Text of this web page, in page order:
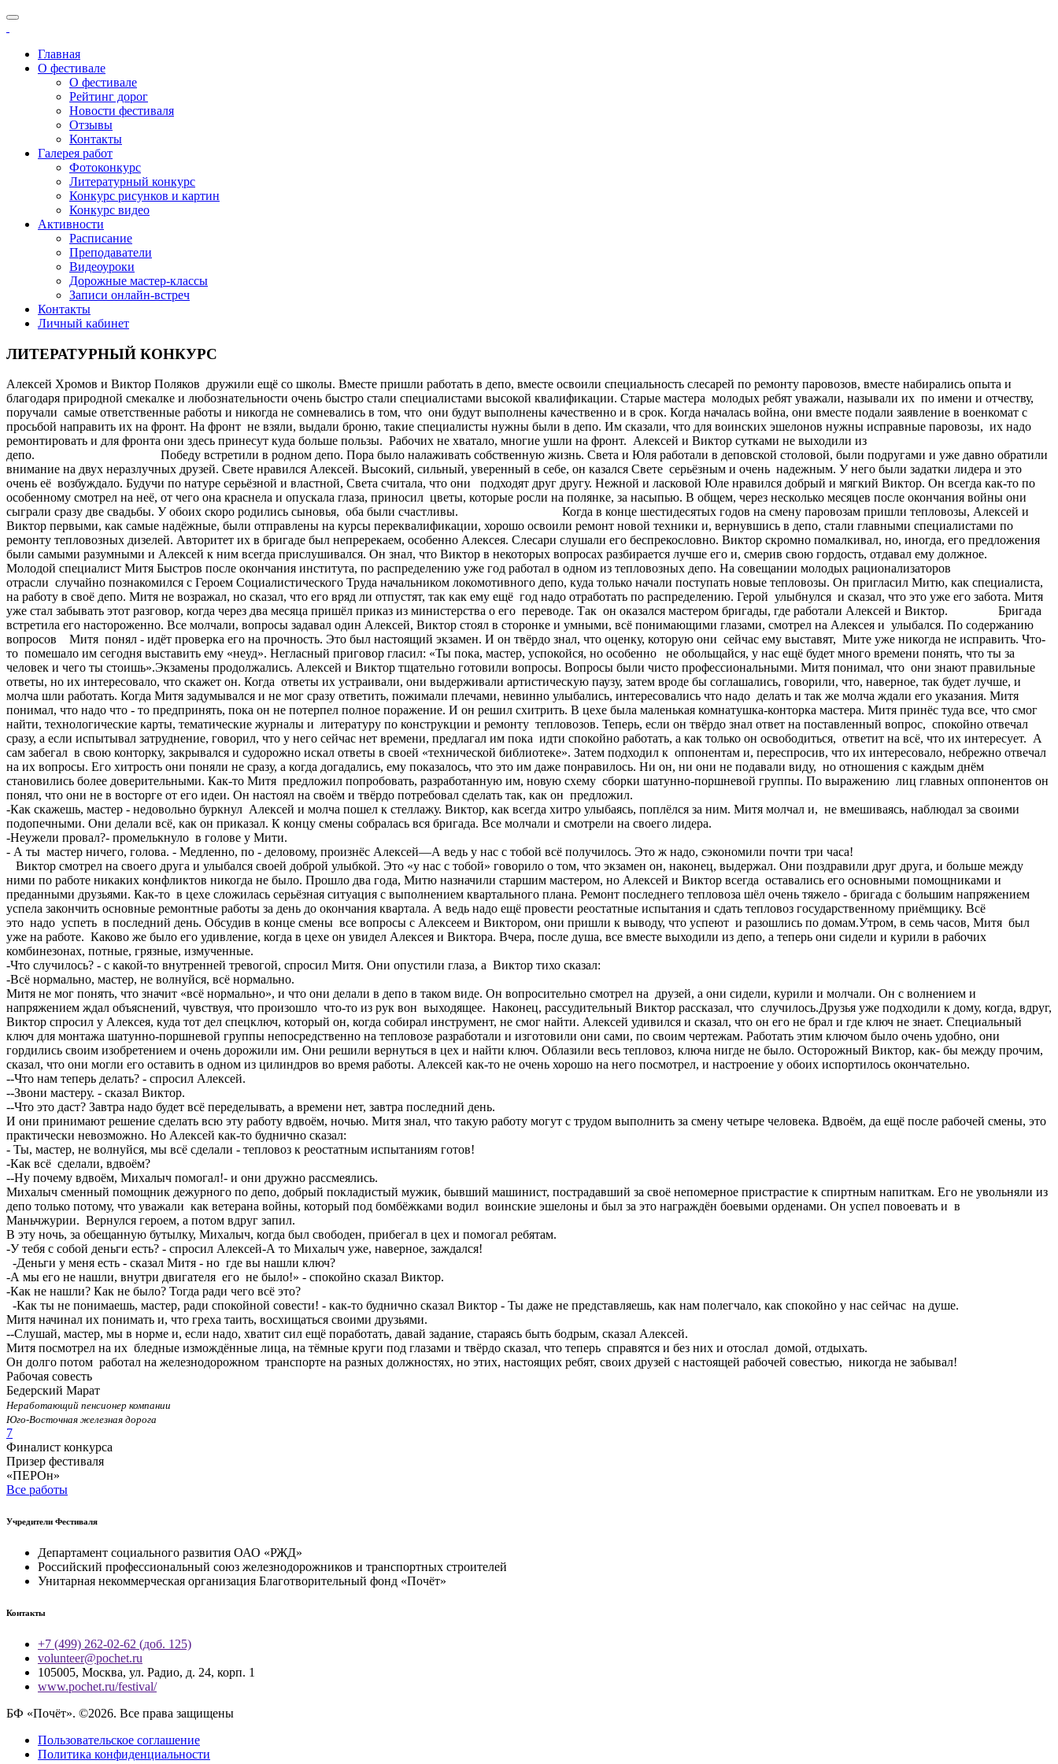
Главная
О фестивале
О фестивале
Рейтинг дорог
Новости фестиваля
Отзывы
Контакты
Галерея работ
Фотоконкурс
Литературный конкурс
Конкурс рисунков и картин
Конкурс видео
Активности
Расписание
Преподаватели
Видеоуроки
Дорожные мастер-классы
Записи онлайн-встреч
Контакты
Личный кабинет
ЛИТЕРАТУРНЫЙ КОНКУРС
Алексей Хромов и Виктор Поляков дружили ещё со школы. Вместе пришли работать в депо, вместе освоили специальность слесарей по ремонту паровозов, вместе набирались опыта и
благодаря природной смекалке и любознательности очень быстро стали специалистами высокой квалификации. Старые мастера молодых ребят уважали, называли их по имени и отчеству,
поручали самые ответственные работы и никогда не сомневались в том, что они будут выполнены качественно и в срок. Когда началась война, они вместе подали заявление в военкомат с
просьбой направить их на фронт. На фронт не взяли, выдали броню, такие специалисты нужны были в депо. Им сказали, что для воинских эшелонов нужны исправные паровозы, их надо
ремонтировать и для фронта они здесь принесут куда больше пользы. Рабочих не хватало, многие ушли на фронт. Алексей и Виктор сутками не выходили из
депо. Победу встретили в родном депо. Пора было налаживать собственную жизнь. Света и Юля работали в деповской столовой, были подругами и уже давно обратили
внимание на двух неразлучных друзей. Свете нравился Алексей. Высокий, сильный, уверенный в себе, он казался Свете серьёзным и очень надежным. У него были задатки лидера и это
очень её возбуждало. Будучи по натуре серьёзной и властной, Света считала, что они подходят друг другу. Нежной и ласковой Юле нравился добрый и мягкий Виктор. Он всегда как-то по
особенному смотрел на неё, от чего она краснела и опускала глаза, приносил цветы, которые росли на полянке, за насыпью. В общем, через несколько месяцев после окончания войны они
сыграли сразу две свадьбы. У обоих скоро родились сыновья, оба были счастливы. Когда в конце шестидесятых годов на смену паровозам пришли тепловозы, Алексей и
Виктор первыми, как самые надёжные, были отправлены на курсы переквалификации, хорошо освоили ремонт новой техники и, вернувшись в депо, стали главными специалистами по
ремонту тепловозных дизелей. Авторитет их в бригаде был непререкаем, особенно Алексея. Слесари слушали его беспрекословно. Виктор скромно помалкивал, но, иногда, его предложения
были самыми разумными и Алексей к ним всегда прислушивался. Он знал, что Виктор в некоторых вопросах разбирается лучше его и, смерив свою гордость, отдавал ему должное.
Молодой специалист Митя Быстров после окончания института, по распределению уже год работал в одном из тепловозных депо. На совещании молодых рационализаторов
отрасли случайно познакомился с Героем Социалистического Труда начальником локомотивного депо, куда только начали поступать новые тепловозы. Он пригласил Митю, как специалиста,
на работу в своё депо. Митя не возражал, но сказал, что его вряд ли отпустят, так как ему ещё год надо отработать по распределению. Герой улыбнулся и сказал, что это уже его забота. Митя
уже стал забывать этот разговор, когда через два месяца пришёл приказ из министерства о его переводе. Так он оказался мастером бригады, где работали Алексей и Виктор. Бригада
встретила его настороженно. Все молчали, вопросы задавал один Алексей, Виктор стоял в сторонке и умными, всё понимающими глазами, смотрел на Алексея и улыбался. По содержанию
вопросов Митя понял - идёт проверка его на прочность. Это был настоящий экзамен. И он твёрдо знал, что оценку, которую они сейчас ему выставят, Мите уже никогда не исправить. Что-
то помешало им сегодня выставить ему «неуд». Негласный приговор гласил: «Ты пока, мастер, успокойся, но особенно не обольщайся, у нас ещё будет много времени понять, что ты за
человек и чего ты стоишь».Экзамены продолжались. Алексей и Виктор тщательно готовили вопросы. Вопросы были чисто профессиональными. Митя понимал, что они знают правильные
ответы, но их интересовало, что скажет он. Когда ответы их устраивали, они выдерживали артистическую паузу, затем вроде бы соглашались, говорили, что, наверное, так будет лучше, и
молча шли работать. Когда Митя задумывался и не мог сразу ответить, пожимали плечами, невинно улыбались, интересовались что надо делать и так же молча ждали его указания. Митя
понимал, что надо что - то предпринять, пока он не потерпел полное поражение. И он решил схитрить. В цехе была маленькая комнатушка-конторка мастера. Митя принёс туда все, что смог
найти, технологические карты, тематические журналы и литературу по конструкции и ремонту тепловозов. Теперь, если он твёрдо знал ответ на поставленный вопрос, спокойно отвечал
сразу, а если испытывал затруднение, говорил, что у него сейчас нет времени, предлагал им пока идти спокойно работать, а как только он освободиться, ответит на всё, что их интересует. А
сам забегал в свою конторку, закрывался и судорожно искал ответы в своей «технической библиотеке». Затем подходил к оппонентам и, переспросив, что их интересовало, небрежно отвечал
на их вопросы. Его хитрость они поняли не сразу, а когда догадались, ему показалось, что это им даже понравилось. Ни он, ни они не подавали виду, но отношения с каждым днём
становились более доверительными. Как-то Митя предложил попробовать, разработанную им, новую схему сборки шатунно-поршневой группы. По выражению лиц главных оппонентов он
понял, что они не в восторге от его идеи. Он настоял на своём и твёрдо потребовал сделать так, как он предложил.
-Как скажешь, мастер - недовольно буркнул Алексей и молча пошел к стеллажу. Виктор, как всегда хитро улыбаясь, поплёлся за ним. Митя молчал и, не вмешиваясь, наблюдал за своими
подопечными. Они делали всё, как он приказал. К концу смены собралась вся бригада. Все молчали и смотрели на своего лидера.
-Неужели провал?- промелькнуло в голове у Мити.
- А ты мастер ничего, голова. - Медленно, по - деловому, произнёс Алексей—А ведь у нас с тобой всё получилось. Это ж надо, сэкономили почти три часа!
Виктор смотрел на своего друга и улыбался своей доброй улыбкой. Это «у нас с тобой» говорило о том, что экзамен он, наконец, выдержал. Они поздравили друг друга, и больше между
ними по работе никаких конфликтов никогда не было. Прошло два года, Митю назначили старшим мастером, но Алексей и Виктор всегда оставались его основными помощниками и
преданными друзьями. Как-то в цехе сложилась серьёзная ситуация с выполнением квартального плана. Ремонт последнего тепловоза шёл очень тяжело - бригада с большим напряжением
успела закончить основные ремонтные работы за день до окончания квартала. А ведь надо ещё провести реостатные испытания и сдать тепловоз государственному приёмщику. Всё
это надо успеть в последний день. Обсудив в конце смены все вопросы с Алексеем и Виктором, они пришли к выводу, что успеют и разошлись по домам.Утром, в семь часов, Митя был
уже на работе. Каково же было его удивление, когда в цехе он увидел Алексея и Виктора. Вчера, после душа, все вместе выходили из депо, а теперь они сидели и курили в рабочих
комбинезонах, потные, грязные, измученные.
-Что случилось? - с какой-то внутренней тревогой, спросил Митя. Они опустили глаза, а Виктор тихо сказал:
-Всё нормально, мастер, не волнуйся, всё нормально.
Митя не мог понять, что значит «всё нормально», и что они делали в депо в таком виде. Он вопросительно смотрел на друзей, а они сидели, курили и молчали. Он с волнением и
напряжением ждал объяснений, чувствуя, что произошло что-то из рук вон выходящее. Наконец, рассудительный Виктор рассказал, что случилось.Друзья уже подходили к дому, когда, вдруг,
Виктор спросил у Алексея, куда тот дел спецключ, который он, когда собирал инструмент, не смог найти. Алексей удивился и сказал, что он его не брал и где ключ не знает. Специальный
ключ для монтажа шатунно-поршневой группы непосредственно на тепловозе разработали и изготовили они сами, по своим чертежам. Работать этим ключом было очень удобно, они
гордились своим изобретением и очень дорожили им. Они решили вернуться в цех и найти ключ. Облазили весь тепловоз, ключа нигде не было. Осторожный Виктор, как- бы между прочим,
сказал, что они могли его оставить в одном из цилиндров во время работы. Алексей как-то не очень хорошо на него посмотрел, и настроение у обоих испортилось окончательно.
--Что нам теперь делать? - спросил Алексей.
--Звони мастеру. - сказал Виктор.
--Что это даст? Завтра надо будет всё переделывать, а времени нет, завтра последний день.
И они принимают решение сделать всю эту работу вдвоём, ночью. Митя знал, что такую работу могут с трудом выполнить за смену четыре человека. Вдвоём, да ещё после рабочей смены, это
практически невозможно. Но Алексей как-то буднично сказал:
- Ты, мастер, не волнуйся, мы всё сделали - тепловоз к реостатным испытаниям готов!
-Как всё сделали, вдвоём?
--Ну почему вдвоём, Михалыч помогал!- и они дружно рассмеялись.
Михалыч сменный помощник дежурного по депо, добрый покладистый мужик, бывший машинист, пострадавший за своё непомерное пристрастие к спиртным напиткам. Его не увольняли из
депо только потому, что уважали как ветерана войны, который под бомбёжками водил воинские эшелоны и был за это награждён боевыми орденами. Он успел повоевать и в
Маньчжурии. Вернулся героем, а потом вдруг запил.
В эту ночь, за обещанную бутылку, Михалыч, когда был свободен, прибегал в цех и помогал ребятам.
-У тебя с собой деньги есть? - спросил Алексей-А то Михалыч уже, наверное, заждался!
-Деньги у меня есть - сказал Митя - но где вы нашли ключ?
-А мы его не нашли, внутри двигателя его не было!» - спокойно сказал Виктор.
-Как не нашли? Как не было? Тогда ради чего всё это?
-Как ты не понимаешь, мастер, ради спокойной совести! - как-то буднично сказал Виктор - Ты даже не представляешь, как нам полегчало, как спокойно у нас сейчас на душе.
Митя начинал их понимать и, что греха таить, восхищаться своими друзьями.
--Слушай, мастер, мы в норме и, если надо, хватит сил ещё поработать, давай задание, стараясь быть бодрым, сказал Алексей.
Митя посмотрел на их бледные измождённые лица, на тёмные круги под глазами и твёрдо сказал, что теперь справятся и без них и отослал домой, отдыхать.
Он долго потом работал на железнодорожном транспорте на разных должностях, но этих, настоящих ребят, своих друзей с настоящей рабочей совестью, никогда не забывал!
Рабочая совесть
Бедерский Марат
Неработающий пенсионер компании
Юго-Восточная железная дорога
7
Финалист конкурса
Призер фестиваля
«ПЕРОн»
Все работы
Учредители Фестиваля
Департамент социального развития ОАО «РЖД»
Российский профессиональный союз железнодорожников и транспортных строителей
Унитарная некоммерческая организация Благотворительный фонд «Почёт»
Контакты
+7 (499) 262-02-62 (доб. 125)
volunteer@pochet.ru
105005, Москва, ул. Радио, д. 24, корп. 1
www.pochet.ru/festival/
БФ «Почёт». ©2026. Все права защищены
Пользовательское соглашение
Политика конфиденциальности